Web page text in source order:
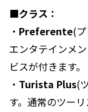
■クラス：
・ Preferente(
エンタテインメ
ビスが付きます。
・ Turista Plus(
す。通常のツー